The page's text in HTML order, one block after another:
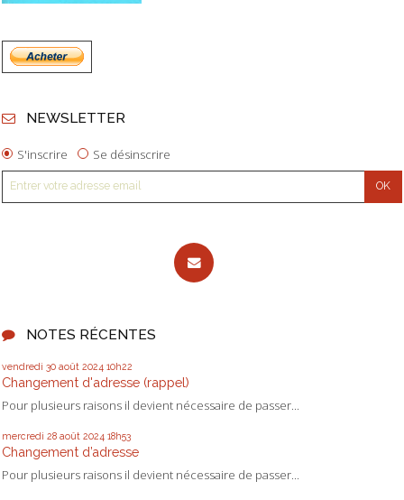
NEWSLETTER
S'inscrire Se désinscrire
NOTES RÉCENTES
vendredi 30 août 2024 10h22
Changement d'adresse (rappel)
Pour plusieurs raisons il devient nécessaire de passer...
mercredi 28 août 2024 18h53
Changement d’adresse
Pour plusieurs raisons il devient nécessaire de passer...